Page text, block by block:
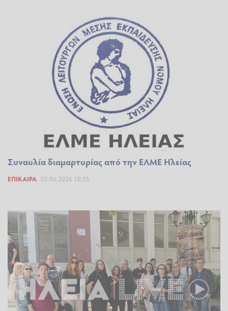
Συναυλία διαμαρτυρίας από την ΕΛΜΕ Ηλείας
ΕΠΊΚΑΙΡΑ 03.06.2026 10:55